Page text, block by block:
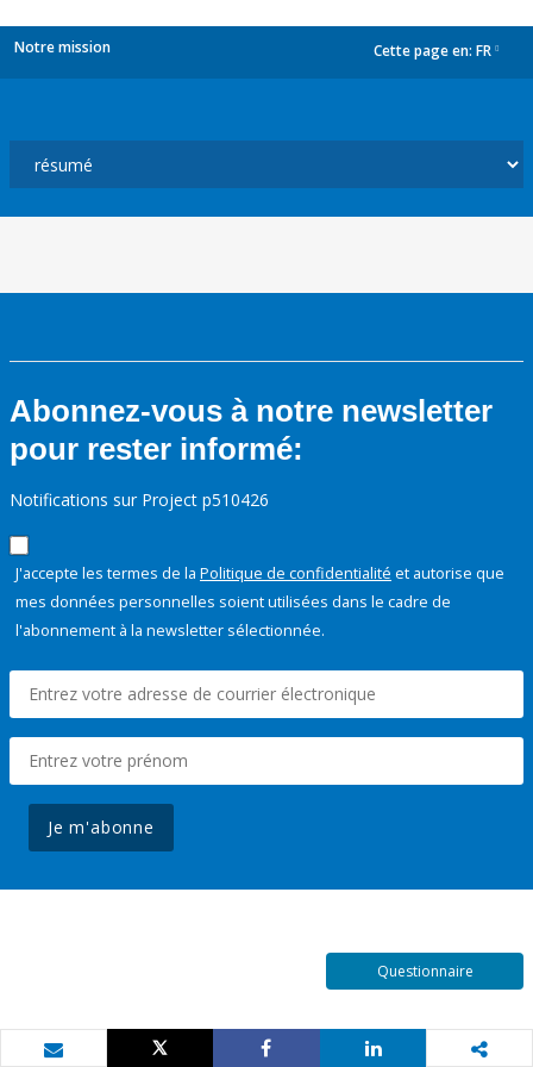
Notre mission Cette page en: FR
Abonnez-vous à notre newsletter
pour rester informé:
Notifications sur Project p510426
J'accepte les termes de la Politique de confidentialité et autorise que
mes données personnelles soient utilisées dans le cadre de
l'abonnement à la newsletter sélectionnée.
Je m'abonne
Questionnaire